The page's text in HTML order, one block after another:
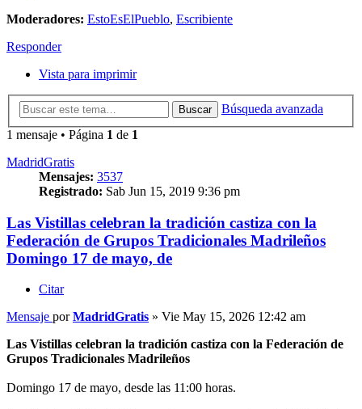
Moderadores: EstoEsElPueblo, Escribiente
Responder
Vista para imprimir
Buscar
Búsqueda avanzada
1 mensaje • Página 1 de 1
MadridGratis
Mensajes: 3537
Registrado: Sab Jun 15, 2019 9:36 pm
Las Vistillas celebran la tradición castiza con la
Federación de Grupos Tradicionales Madrileños
Domingo 17 de mayo, de
Citar
Mensaje porMadridGratis » Vie May 15, 2026 12:42 am
Las Vistillas celebran la tradición castiza con la Federación de
Grupos Tradicionales Madrileños
Domingo 17 de mayo, desde las 11:00 horas.